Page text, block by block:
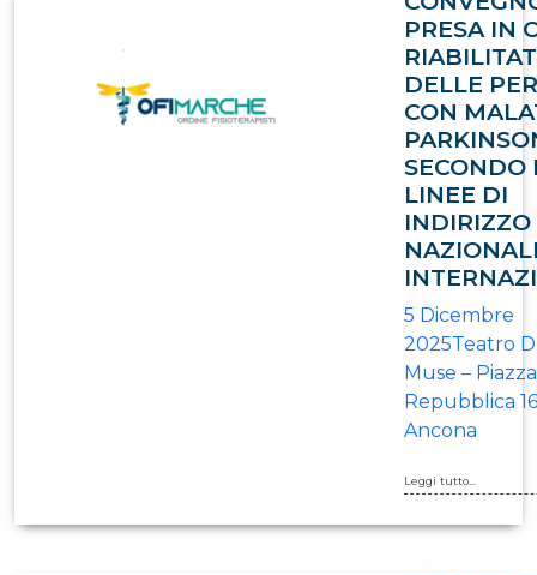
PRESA IN
DELLE
CON
SECONDO
LINEE DI
INDIRIZZO
5 Dicembre
2025Teatro
Muse –
Repubblica 16
Ancona
Leggi tutto...